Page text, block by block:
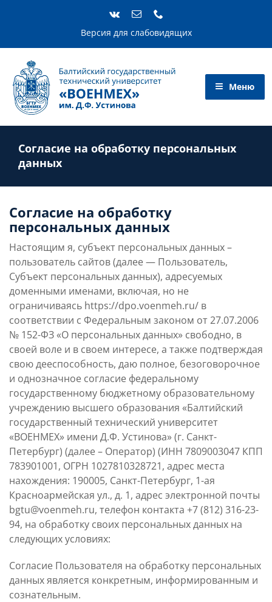
Версия для слабовидящих
Согласие на обработку персональных
данных
Согласие на обработку
персональных данных
Настоящим я, субъект персональных данных –
пользователь сайтов (далее — Пользователь,
Субъект персональных данных), адресуемых
доменными именами, включая, но не
ограничиваясь https://dpo.voenmeh.ru/ в
соответствии с Федеральным законом от 27.07.2006
№ 152-ФЗ «О персональных данных» свободно, в
своей воле и в своем интересе, а также подтверждая
свою дееспособность, даю полное, безоговорочное
и однозначное согласие федеральному
государственному бюджетному образовательному
учреждению высшего образования «Балтийский
государственный технический университет
«ВОЕНМЕХ» имени Д.Ф. Устинова» (г. Санкт-
Петербург) (далее – Оператор) (ИНН 7809003047 КПП
783901001, ОГРН 1027810328721, адрес места
нахождения: 190005, Санкт-Петербург, 1-ая
Красноармейская ул., д. 1, адрес электронной почты
bgtu@voenmeh.ru, телефон контакта +7 (812) 316-23-
94, на обработку своих персональных данных на
следующих условиях:
Согласие Пользователя на обработку персональных
данных является конкретным, информированным и
сознательным.